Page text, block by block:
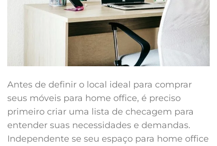
Antes de definir o local ideal para comprar
seus móveis para home office, é preciso
primeiro criar uma lista de checagem para
entender suas necessidades e demandas.
Independente se seu espaço para home office